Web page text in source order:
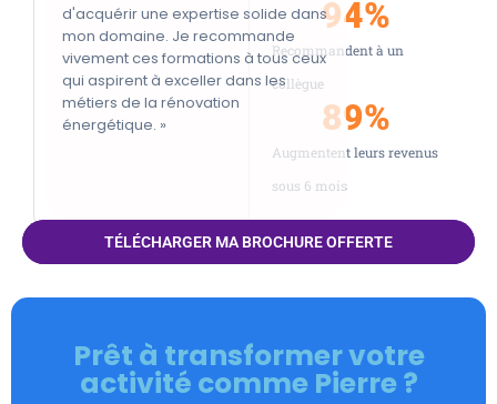
d'acquérir une expertise solide dans
mon domaine. Je recommande
vivement ces formations à tous ceux
qui aspirent à exceller dans les
métiers de la rénovation
énergétique. »
Recommandent à un
collègue
94%
Augmentent leurs revenus
sous 6 mois
89%
TÉLÉCHARGER MA BROCHURE OFFERTE
Prêt à transformer votre
activité comme Pierre ?